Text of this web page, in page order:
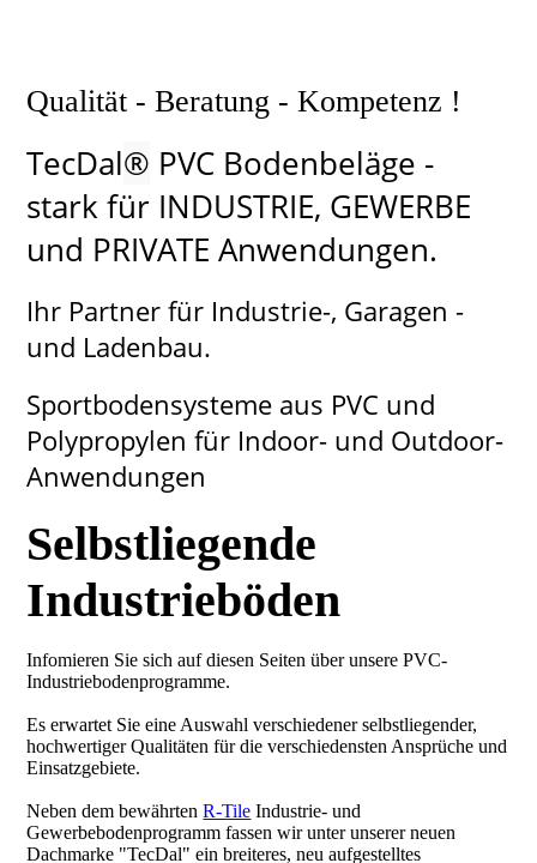
Qualität - Beratung - Kompetenz !
TecDal® PVC Bodenbeläge -
stark für INDUSTRIE, GEWERBE
und PRIVATE Anwendungen.
Ihr Partner für Industrie-, Garagen -
und Ladenbau.
Sportbodensysteme aus PVC und
Polypropylen für Indoor- und Outdoor-
Anwendungen
Selbstliegende
Industrieböden
Infomieren Sie sich auf diesen Seiten über unsere PVC-
Industriebodenprogramme.
Es erwartet Sie eine Auswahl verschiedener selbstliegender,
hochwertiger Qualitäten für die verschiedensten Ansprüche und
Einsatzgebiete.
Neben dem bewährtenR-Tile Industrie- und
Gewerbebodenprogramm fassen wir unter unserer neuen
Dachmarke "TecDal" ein breiteres, neu aufgestelltes